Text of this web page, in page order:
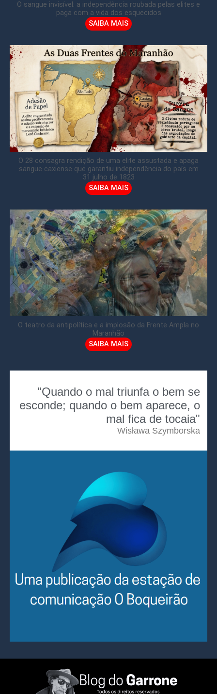
O sangue invisível: a independência roubada pelas elites e
paga com a vida dos esquecidos
SAIBA MAIS
O 28 consagra rendição de uma elite assustada e apaga
sangue caxiense que garantiu independência do país em
31 julho de 1823
SAIBA MAIS
O teatro da antipolítica e a implosão da Frente Ampla no
Maranhão
SAIBA MAIS
"Quando o mal triunfa o bem se
esconde; quando o bem aparece, o
mal fica de tocaia"
Wisława Szymborska